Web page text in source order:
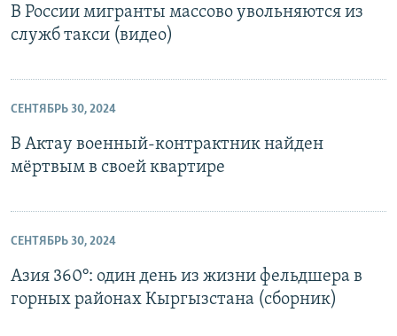
В России мигранты массово увольняются из
служб такси (видео)
СЕНТЯБРЬ 30, 2024
В Актау военный-контрактник найден
мёртвым в своей квартире
СЕНТЯБРЬ 30, 2024
Азия 360°: один день из жизни фельдшера в
горных районах Кыргызстана (сборник)